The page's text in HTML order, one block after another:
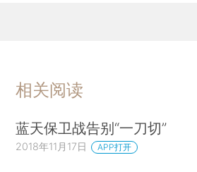
相关阅读
蓝天保卫战告别“一刀切”
2018年11月17日 APP打开